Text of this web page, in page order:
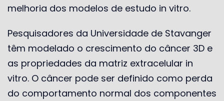
melhoria dos modelos de estudo in vitro.
Pesquisadores da Universidade de Stavanger
têm modelado o crescimento do câncer 3D e
as propriedades da matriz extracelular in
vitro. O câncer pode ser definido como perda
do comportamento normal dos componentes